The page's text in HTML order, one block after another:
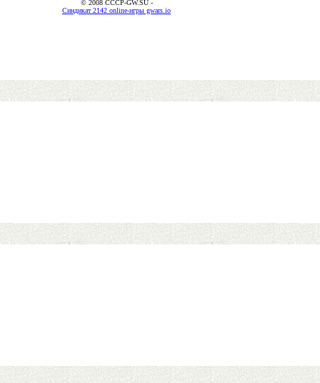
© 2008 CCCP-GW.SU -
Синдикат 2142 online-игры gwars.io